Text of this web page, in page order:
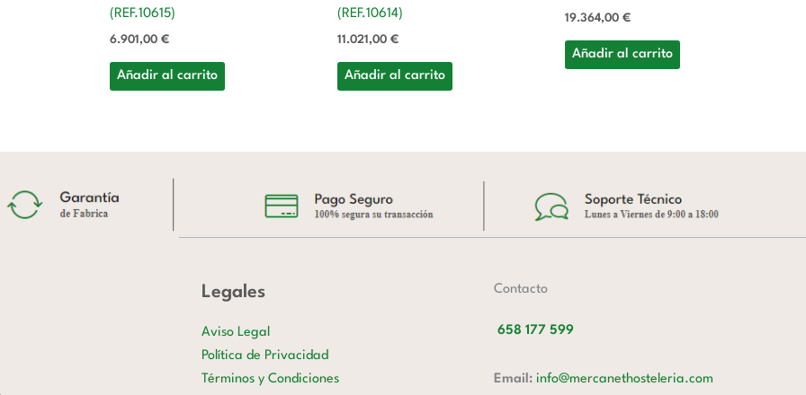
(REF.10615)
6.901,00 €
Añadir al carrito
(REF.10614)
11.021,00 €
Añadir al carrito
19.364,00 €
Añadir al carrito
Legales
Aviso Legal
Política de Privacidad
Términos y Condiciones
Contacto
658 177 599
Email: info@mercanethosteleria.com